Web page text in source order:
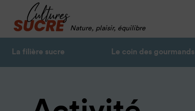
Nature, plaisir, équilibre
La filière sucre Le coin des gourmands